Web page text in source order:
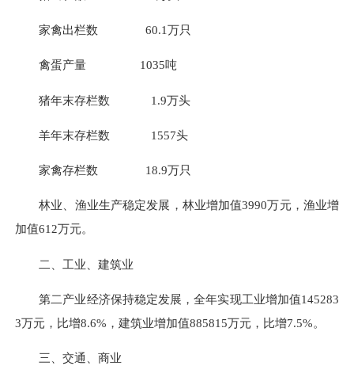
家禽出栏数 60.1万只
禽蛋产量 1035吨
猪年末存栏数 1.9万头
羊年末存栏数 1557头
家禽存栏数 18.9万只
林业、渔业生产稳定发展，林业增加值3990万元，渔业增
加值612万元。
二、工业、建筑业
第二产业经济保持稳定发展，全年实现工业增加值145283
3万元，比增8.6%，建筑业增加值885815万元，比增7.5%。
三、交通、商业